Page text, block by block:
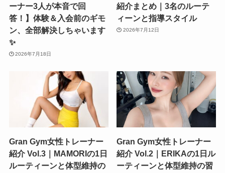
ーナー3人が本音で回
答！】体験＆入会前のギモ
ン、全部解決しちゃいます
✨
2026年7月18日
紹介まとめ｜3名のルーテ
ィーンと指導スタイル
2026年7月12日
Gran Gym女性トレーナー
紹介 Vol.3｜MAMORIの1日
ルーティーンと体型維持の
Gran Gym女性トレーナー
紹介 Vol.2｜ERIKAの1日ル
ーティーンと体型維持の習